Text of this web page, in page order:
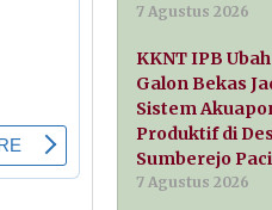
7 Agustus 2026
KKNT IPB Ubah
Galon Bekas
Sistem
Produktif di
Sumberejo
7 Agustus 2026